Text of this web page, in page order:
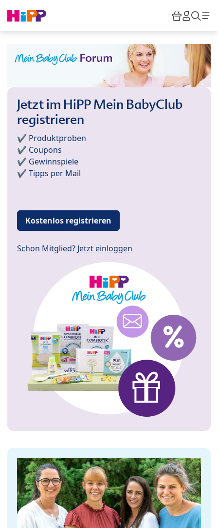
HiPP
Jetzt im HiPP Mein BabyClub
registrieren
✔️ Produktproben
✔️ Coupons
✔️ Gewinnspiele
✔️ Tipps per Mail
Kostenlos registrieren
Schon Mitglied? Jetzt einloggen